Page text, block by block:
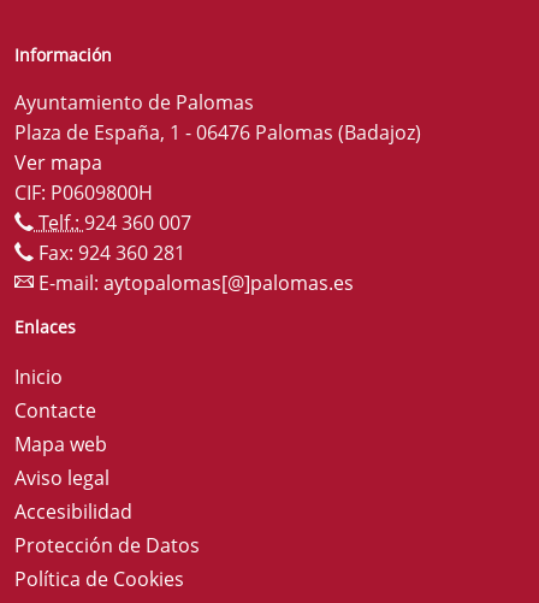
Información
Ayuntamiento de Palomas
Plaza de España, 1 - 06476 Palomas (Badajoz)
Ver mapa
CIF: P0609800H
Telf.: 924 360 007
Fax: 924 360 281
E-mail: aytopalomas[@]palomas.es
Enlaces
Inicio
Contacte
Mapa web
Aviso legal
Accesibilidad
Protección de Datos
Política de Cookies